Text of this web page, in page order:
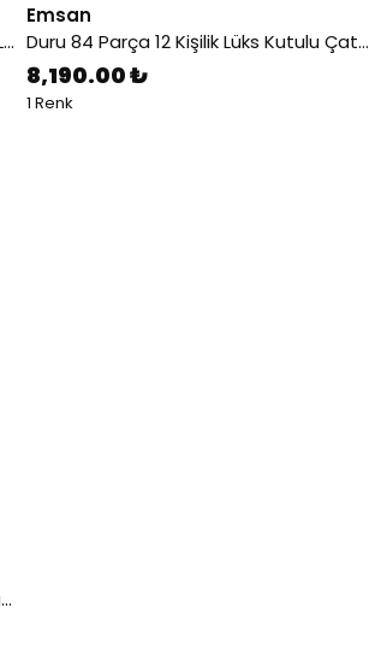
Elegance Duru Gold 84 Parça 12 Kişilik Lüks Kutulu Çatal Kaşık Bıçak Takımı
Emsan
Duru 84 Parça 12 Kişilik Lüks Kutulu Çatal Kaşık Bıçak Seti
8,190.00 ₺
1 Renk
Alya 84 Parça 12 Kişilik Çatal Kaşık Bıçak Takımı Lüks Kutulu